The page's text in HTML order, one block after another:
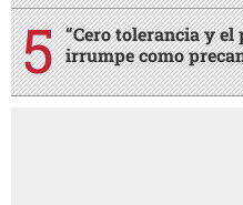
“Cero tolerancia y el
irrumpe como